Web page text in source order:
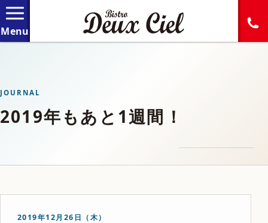
JOURNAL
2019年もあと1週間！
2019年12月26日（木）